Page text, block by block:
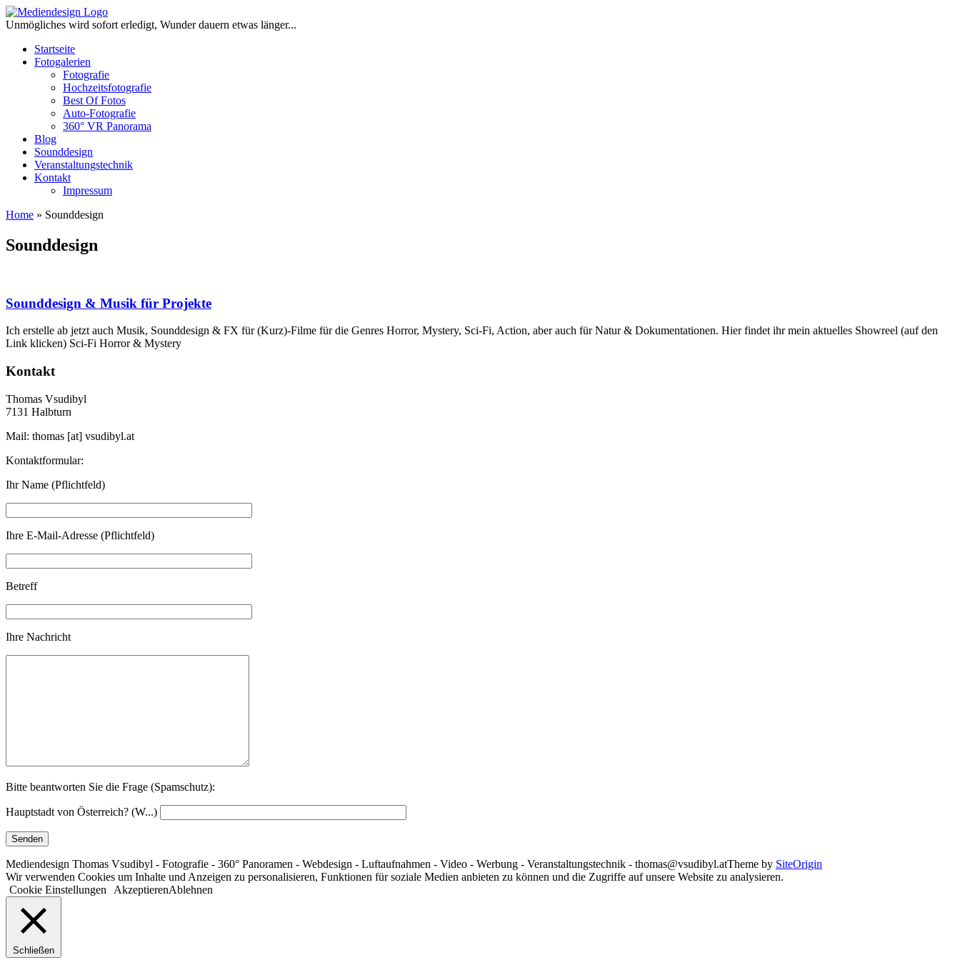
Zum
Inhalt
Unmögliches wird sofort erledigt, Wunder dauern etwas länger...
Startseite
Fotogalerien
Fotografie
Hochzeitsfotografie
Best Of Fotos
Auto-Fotografie
360° VR Panorama
Blog
Sounddesign
Veranstaltungstechnik
Kontakt
Impressum
Home » Sounddesign
Sounddesign
Sounddesign & Musik für Projekte
Ich erstelle ab jetzt auch Musik, Sounddesign & FX für (Kurz)-Filme für die Genres Horror, Mystery, Sci-Fi, Action, aber auch für Natur & Dokumentationen. Hier findet ihr mein aktuelles Showreel (auf den
Link klicken) Sci-Fi Horror & Mystery
Kontakt
Thomas Vsudibyl
7131 Halbturn
Mail: thomas [at] vsudibyl.at
Kontaktformular:
Ihr Name (Pflichtfeld)
Ihre E-Mail-Adresse (Pflichtfeld)
Betreff
Ihre Nachricht
Bitte beantworten Sie die Frage (Spamschutz):
Hauptstadt von Österreich? (W...)
Mediendesign Thomas Vsudibyl - Fotografie - 360° Panoramen - Webdesign - Luftaufnahmen - Video - Werbung - Veranstaltungstechnik - thomas@vsudibyl.atTheme by SiteOrigin
Wir verwenden Cookies um Inhalte und Anzeigen zu personalisieren, Funktionen für soziale Medien anbieten zu können und die Zugriffe auf unsere Website zu analysieren.
Cookie Einstellungen
AkzeptierenAblehnen
Schließen